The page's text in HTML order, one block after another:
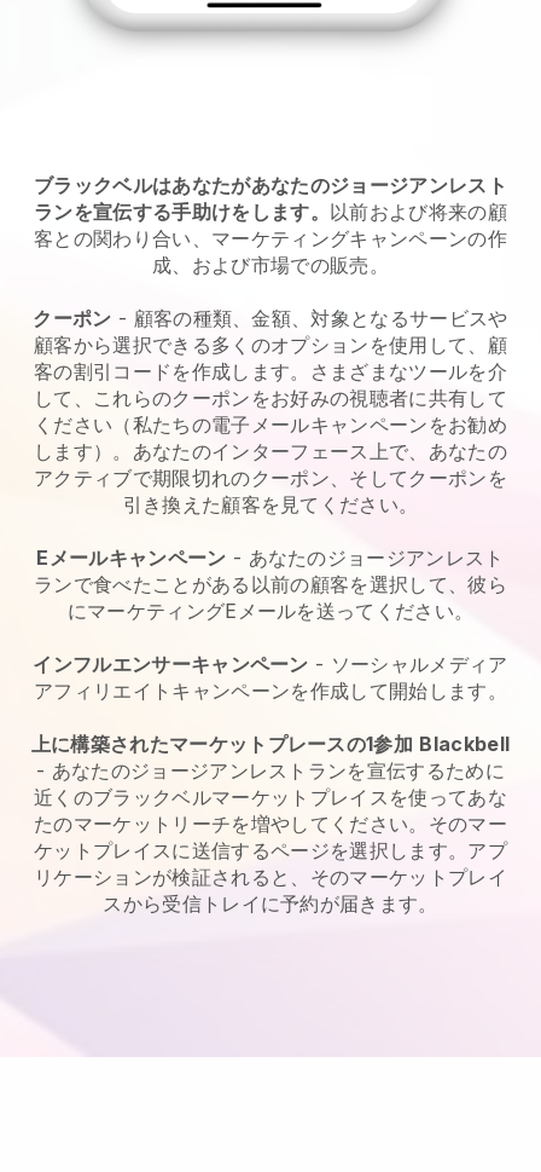
ブラックベルはあなたがあなたのジョージアンレスト
ランを宣伝する手助けをします。 以前および将来の顧
客との関わり合い、マーケティングキャンペーンの作
成、および市場での販売。
クーポン - 顧客の種類、金額、対象となるサービスや
顧客から選択できる多くのオプションを使用して、顧
客の割引コードを作成します。さまざまなツールを介
して、これらのクーポンをお好みの視聴者に共有して
ください（私たちの電子メールキャンペーンをお勧め
します）。あなたのインターフェース上で、あなたの
アクティブで期限切れのクーポン、そしてクーポンを
引き換えた顧客を見てください。
Eメールキャンペーン - あなたのジョージアンレスト
ランで食べたことがある以前の顧客を選択して、彼ら
にマーケティングEメールを送ってください。
インフルエンサーキャンペーン - ソーシャルメディア
アフィリエイトキャンペーンを作成して開始します。
上に構築されたマーケットプレースの1参加 Blackbell
- あなたのジョージアンレストランを宣伝するために
近くのブラックベルマーケットプレイスを使ってあな
たのマーケットリーチを増やしてください。 そのマー
ケットプレイスに送信するページを選択します。アプ
リケーションが検証されると、そのマーケットプレイ
スから受信トレイに予約が届きます。